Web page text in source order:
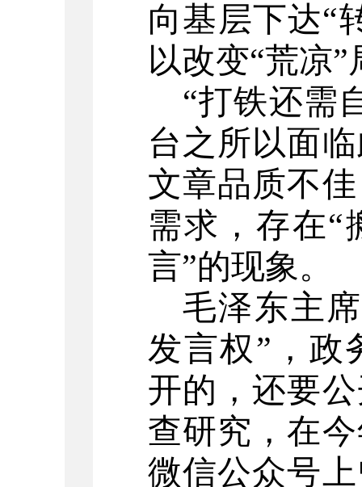
向基层下达“
以改变“荒凉”
“打铁还需
台之所以面
文章品质不
需求，存在“
言”的现象。
毛泽东主
发言权”，政
开的，还要
查研究，在
微信公众号